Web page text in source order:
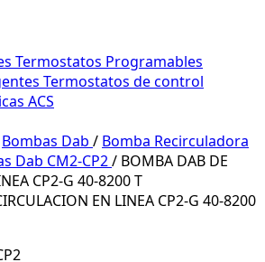
Termostatos Programables
Termostatos de control
ACS
Bombas Dab / Bomba Recirculadora
Dab CM2-CP2/ BOMBA DAB DE
CP2-G 40-8200 T